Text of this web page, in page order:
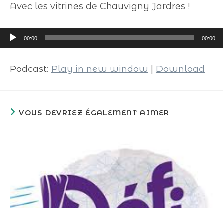
Avec les vitrines de Chauvigny Jardres !
Lecteur
audio
00:00 00:00
Podcast: Play in new window Download
VOUS DEVRIEZ ÉGALEMENT AIMER